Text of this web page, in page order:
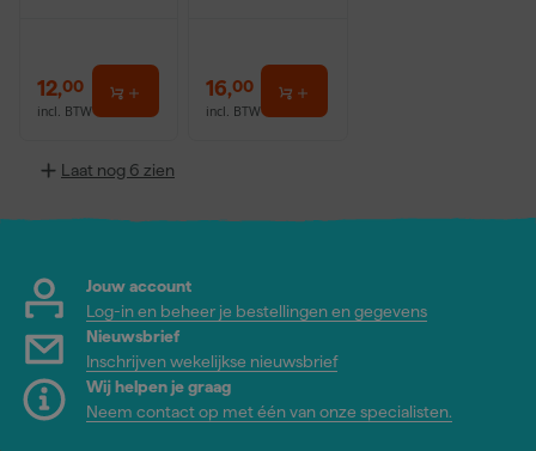
12,00
incl. BTW
16,00
incl. BTW
Laat nog 6 zien
Jouw account
Log-in en beheer je bestellingen en gegevens
Nieuwsbrief
Inschrijven wekelijkse nieuwsbrief
Wij helpen je graag
Neem contact op met één van onze specialisten.